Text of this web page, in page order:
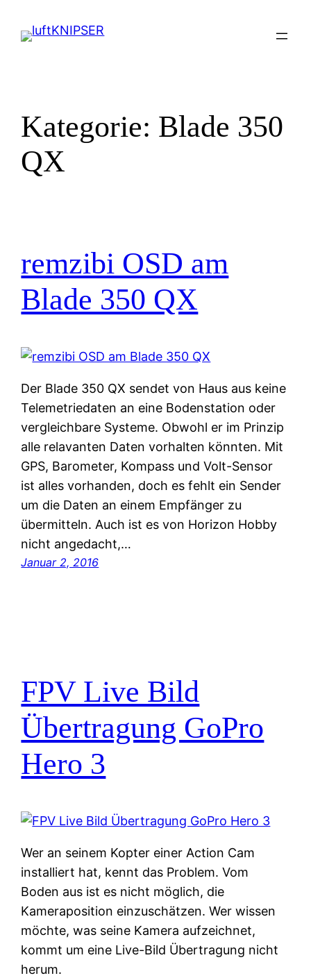
Inhalt
Kategorie: Blade 350
QX
remzibi OSD am
Blade 350 QX
Der Blade 350 QX sendet von Haus aus keine
Telemetriedaten an eine Bodenstation oder
vergleichbare Systeme. Obwohl er im Prinzip
alle relavanten Daten vorhalten könnten. Mit
GPS, Barometer, Kompass und Volt-Sensor
ist alles vorhanden, doch es fehlt ein Sender
um die Daten an einem Empfänger zu
übermitteln. Auch ist es von Horizon Hobby
nicht angedacht,…
Januar 2, 2016
FPV Live Bild
Übertragung GoPro
Hero 3
Wer an seinem Kopter einer Action Cam
installiert hat, kennt das Problem. Vom
Boden aus ist es nicht möglich, die
Kameraposition einzuschätzen. Wer wissen
möchte, was seine Kamera aufzeichnet,
kommt um eine Live-Bild Übertragung nicht
herum.